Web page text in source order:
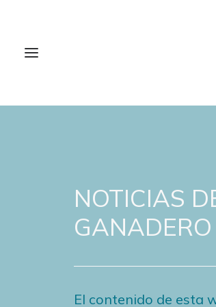
NOTICIAS
GANADERO
El contenido de esta